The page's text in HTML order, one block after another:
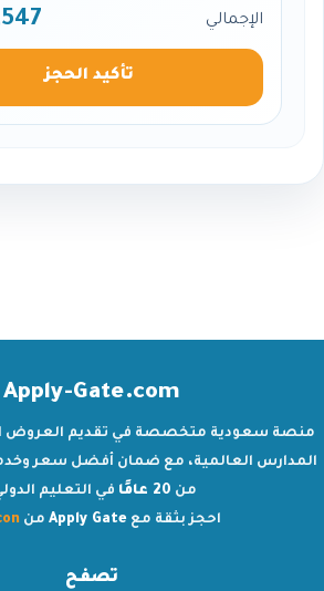
الإجمالي
تأكيد الحجز
Apply-Gate.com
منصة سعودية متخصصة في تقديم العروض
المدارس العالمية، مع ضمان أفضل سعر
من 20 عامًا
في التعليم
احجز بثقة مع Apply Gate من
تصفح